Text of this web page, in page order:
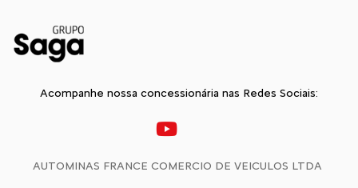
Acompanhe nossa concessionária nas Redes Sociais:
AUTOMINAS FRANCE COMERCIO DE VEICULOS LTDA